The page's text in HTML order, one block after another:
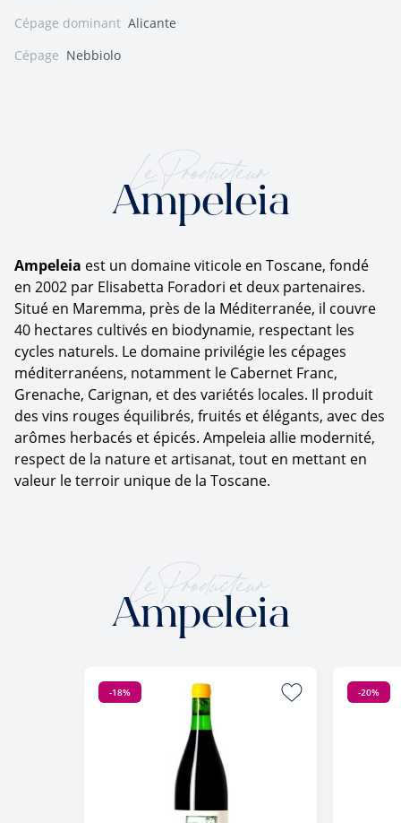
Cépage dominant Alicante
Cépage Nebbiolo
Le Producteur
Ampeleia
Ampeleia est un domaine viticole en Toscane, fondé
en 2002 par Elisabetta Foradori et deux partenaires.
Situé en Maremma, près de la Méditerranée, il couvre
40 hectares cultivés en biodynamie, respectant les
cycles naturels. Le domaine privilégie les cépages
méditerranéens, notamment le Cabernet Franc,
Grenache, Carignan, et des variétés locales. Il produit
des vins rouges équilibrés, fruités et élégants, avec des
arômes herbacés et épicés. Ampeleia allie modernité,
respect de la nature et artisanat, tout en mettant en
valeur le terroir unique de la Toscane.
Le Producteur
Ampeleia
-18% -20%